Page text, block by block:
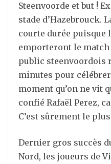
Steenvoorde et but !
stade d’Hazebrouck.
courte durée puisque
emporteront le match
public steenvoordois
minutes pour célébrer
moment qu’on ne vit
confié Rafaël Perez,
C’est sûrement le
Dernier gros succès
Nord, les joueurs de